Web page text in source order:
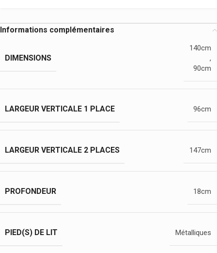
Informations complémentaires
DIMENSIONS
140cm
,
90cm
LARGEUR VERTICALE 1 PLACE 96cm
LARGEUR VERTICALE 2 PLACES 147cm
PROFONDEUR 18cm
PIED(S) DE LIT Métalliques